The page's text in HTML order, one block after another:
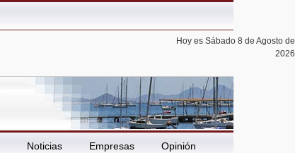
Hoy es Sábado 8 de Agosto de
2026
Noticias Empresas Opinión